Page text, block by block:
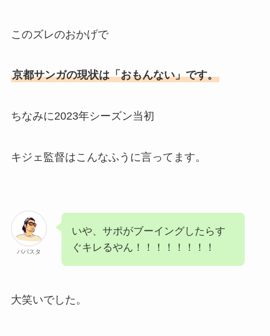
このズレのおかげで
京都サンガの現状は「おもんない」です。
ちなみに2023年シーズン当初
キジェ監督はこんなふうに言ってます。
パパスタ
いや、サポがブーイングしたらす
ぐキレるやん！！！！！！！！
大笑いでした。